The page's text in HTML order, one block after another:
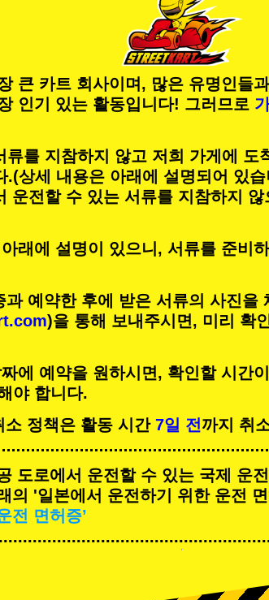
큰 카트 회사이며, 많은 유명인들
인기 있는 활동입니다! 그러므로
를 지참하지 않고 저희 가게에 도
.(상세 내용은 아래에 설명되어 있
운전할 수 있는 서류를 지참하지
래에 설명이 있으니, 서류를 준비
예약한 후에 받은 서류의 사진을
)을 통해 보내주시면, 미리 확
에 예약을 원하시면, 확인할 시간
야 합니다.
소 정책은 활동 시간 7일 전까지 취
도로에서 운전할 수 있는 국제 운
의 '일본에서 운전하기 위한 운전
전 면허증’